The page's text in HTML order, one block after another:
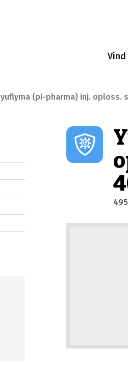
yuflyma (pi-pharma) inj. oploss.